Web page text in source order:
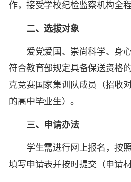
作，接受学校纪检监察机构全
二、 选拔对象
爱党爱国、崇尚科学、身
符合教育部规定具备保送资格
克竞赛国家集训队成员（招收
的高中毕业生）。
三、 申请办法
学生需进行网上报名，按
填写申请表并按时提交（申请